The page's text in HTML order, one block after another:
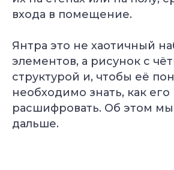
входа в помещение.
Янтра это не хаотичный
элементов, а рисунок с
структурой и, чтобы её
необходимо знать, как его
расшифровать. Об этом
дальше.